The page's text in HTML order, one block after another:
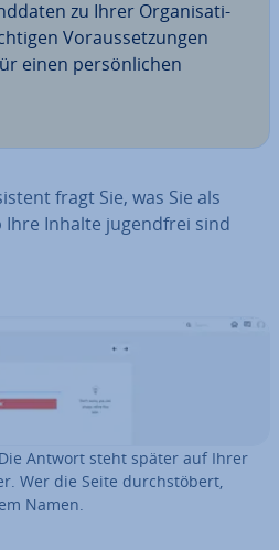
zu Ihrer Or­ga­ni­sa­ti­
Vor­aus­set­zun­gen
einen per­sön­li­chen
fragt Sie, was Sie als
Inhalte ju­gend­frei sind
Antwort steht später auf Ihrer
Wer die Seite durch­stö­bert,
Namen.